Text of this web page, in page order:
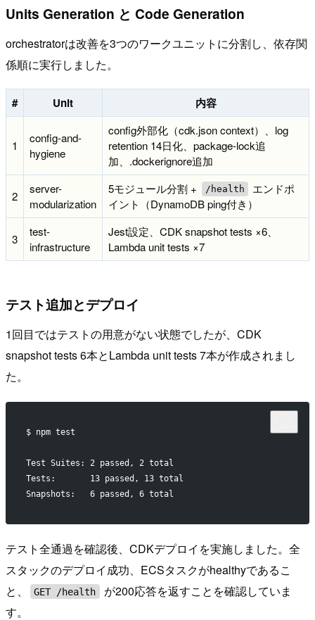
Units Generation と Code Generation
orchestratorは改善を3つのワークユニットに分割し、依存関
係順に実行しました。
# Unit 内容
1
config-and-
hygiene
config外部化（cdk.json context）、log
retention 14日化、package-lock追
加、.dockerignore追加
2
server-
modularization
5モジュール分割 + /health
エンドポ
イント（DynamoDB ping付き）
3
test-
infrastructure
Jest設定、CDK snapshot tests ×6、
Lambda unit tests ×7
テスト追加とデプロイ
1回目ではテストの用意がない状態でしたが、CDK
snapshot tests 6本とLambda unit tests 7本が作成されまし
た。
$ npm test
Test Suites: 2 passed, 2 total
Tests:       13 passed, 13 total
Snapshots:   6 passed, 6 total
テスト全通過を確認後、CDKデプロイを実施しました。全
スタックのデプロイ成功、ECSタスクがhealthyであるこ
と、
GET /health
が200応答を返すことを確認していま
す。